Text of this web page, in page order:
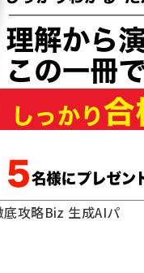
底攻略Biz 生成AIパ